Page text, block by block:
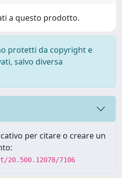
a questo prodotto.
protetti da copyright e
salvo diversa
per citare o creare un
7106